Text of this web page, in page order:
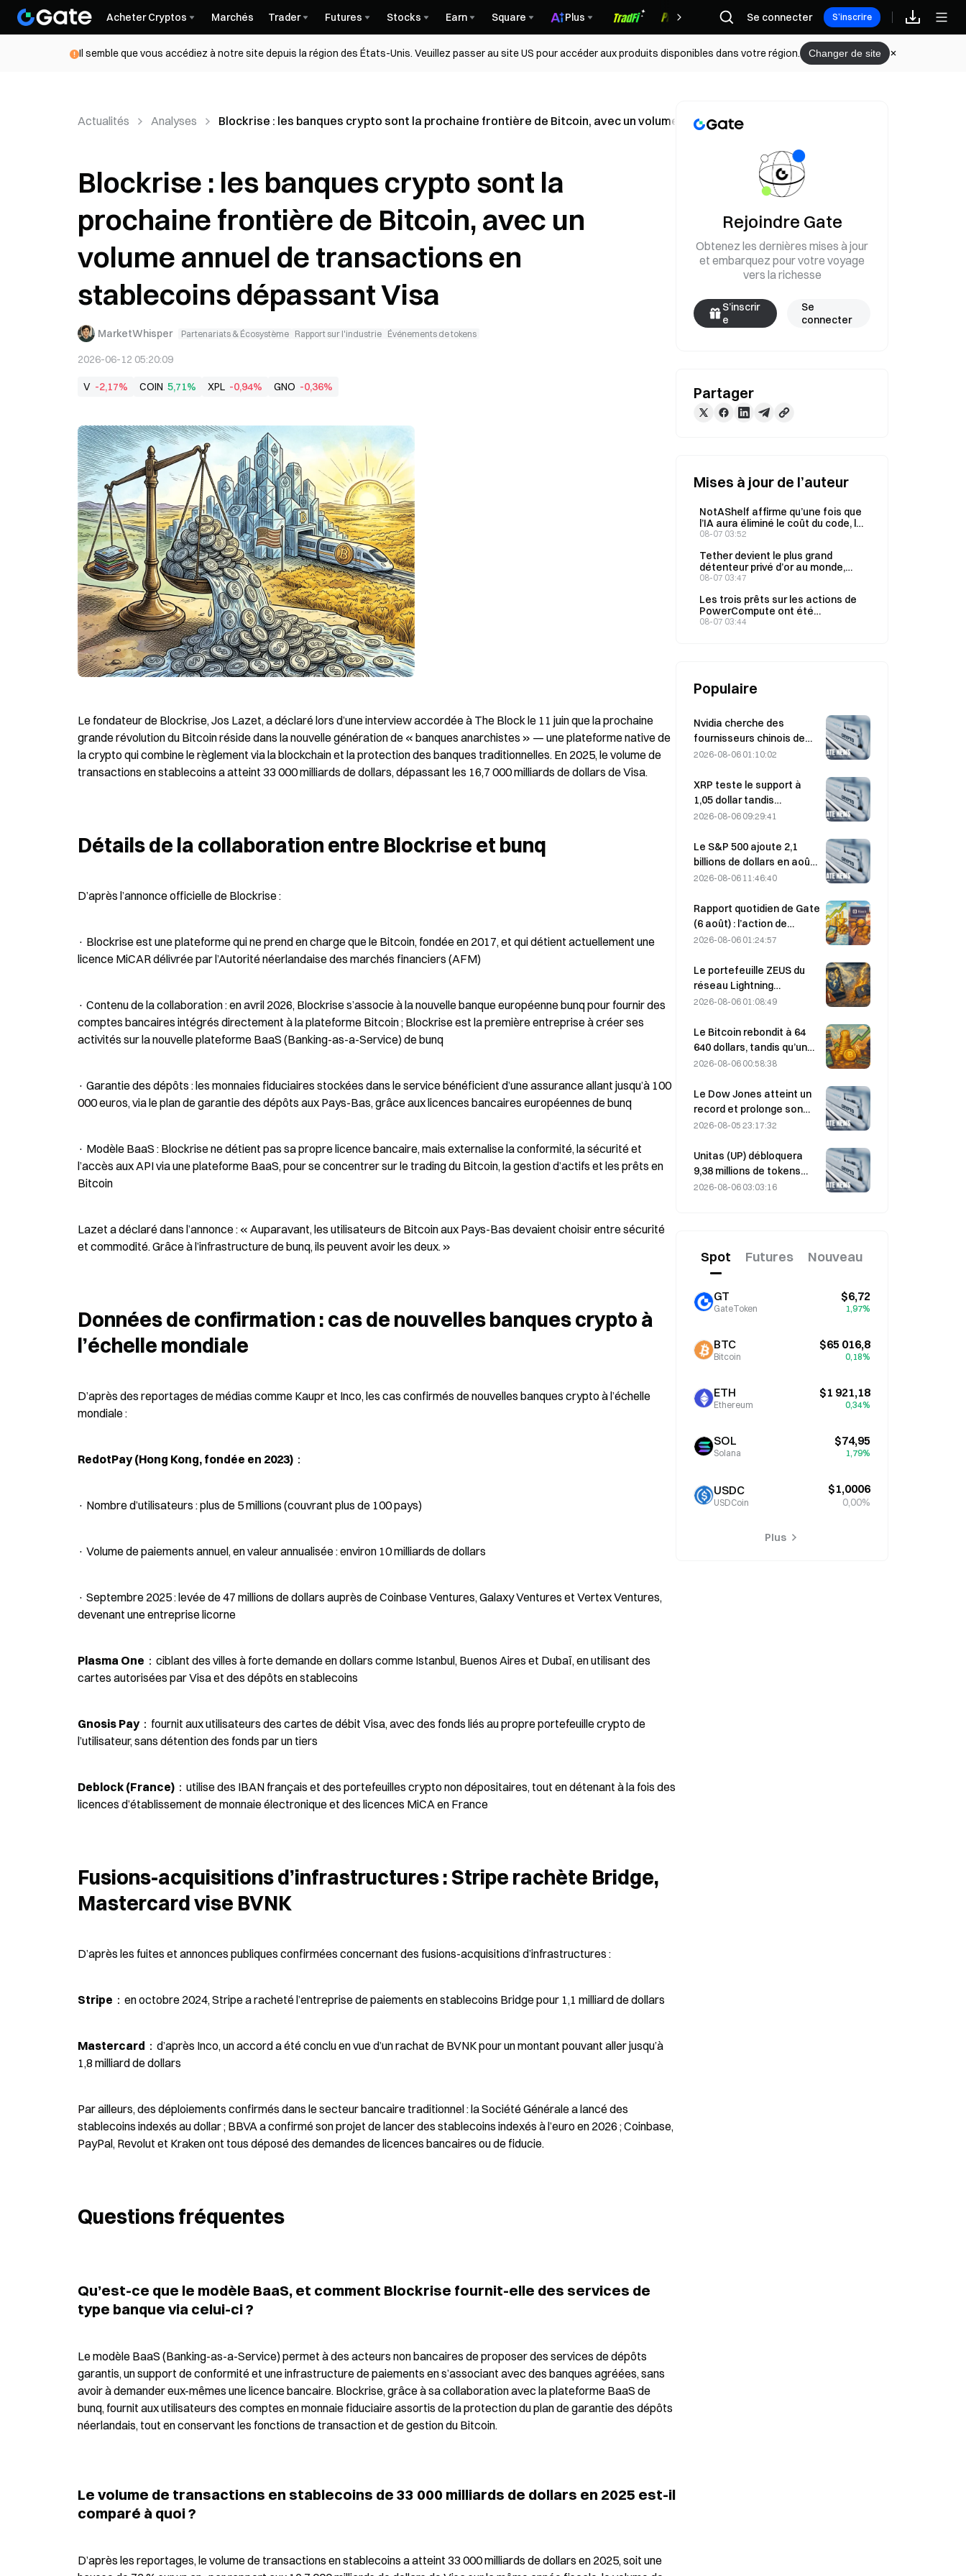
Acheter Cryptos Marchés Trader Futures Stocks Earn Square Plus Récompenses
Se connecter S’inscrire
Il semble que vous accédiez à notre site depuis la région des États-Unis. Veuillez passer au site US pour accéder aux produits disponibles dans votre région. Changer de site
Actualités Analyses Blockrise : les banques crypto sont la prochaine frontière de Bitcoin, avec un volume annuel de transactions en stablecoins dépassant
Blockrise : les banques crypto sont la
prochaine frontière de Bitcoin, avec un
volume annuel de transactions en
stablecoins dépassant Visa
MarketWhisper Partenariats & Écosystème Rapport sur l'industrie Événements de tokens
2026-06-12 05:20:09
V -2,17% COIN 5,71% XPL -0,94% GNO -0,36%
Le fondateur de Blockrise, Jos Lazet, a déclaré lors d’une interview accordée à The Block le 11 juin que la prochaine
grande révolution du Bitcoin réside dans la nouvelle génération de « banques anarchistes » — une plateforme native de
la crypto qui combine le règlement via la blockchain et la protection des banques traditionnelles. En 2025, le volume de
transactions en stablecoins a atteint 33 000 milliards de dollars, dépassant les 16,7 000 milliards de dollars de Visa.
Détails de la collaboration entre Blockrise et bunq
D’après l’annonce officielle de Blockrise :
· Blockrise est une plateforme qui ne prend en charge que le Bitcoin, fondée en 2017, et qui détient actuellement une
licence MiCAR délivrée par l’Autorité néerlandaise des marchés financiers (AFM)
· Contenu de la collaboration : en avril 2026, Blockrise s’associe à la nouvelle banque européenne bunq pour fournir des
comptes bancaires intégrés directement à la plateforme Bitcoin ; Blockrise est la première entreprise à créer ses
activités sur la nouvelle plateforme BaaS (Banking-as-a-Service) de bunq
· Garantie des dépôts : les monnaies fiduciaires stockées dans le service bénéficient d’une assurance allant jusqu’à 100
000 euros, via le plan de garantie des dépôts aux Pays-Bas, grâce aux licences bancaires européennes de bunq
· Modèle BaaS : Blockrise ne détient pas sa propre licence bancaire, mais externalise la conformité, la sécurité et
l’accès aux API via une plateforme BaaS, pour se concentrer sur le trading du Bitcoin, la gestion d’actifs et les prêts en
Bitcoin
Lazet a déclaré dans l’annonce : « Auparavant, les utilisateurs de Bitcoin aux Pays-Bas devaient choisir entre sécurité
et commodité. Grâce à l’infrastructure de bunq, ils peuvent avoir les deux. »
Données de confirmation : cas de nouvelles banques crypto à
l’échelle mondiale
D’après des reportages de médias comme Kaupr et Inco, les cas confirmés de nouvelles banques crypto à l’échelle
mondiale :
RedotPay (Hong Kong, fondée en 2023) ：
· Nombre d’utilisateurs : plus de 5 millions (couvrant plus de 100 pays)
· Volume de paiements annuel, en valeur annualisée : environ 10 milliards de dollars
· Septembre 2025 : levée de 47 millions de dollars auprès de Coinbase Ventures, Galaxy Ventures et Vertex Ventures,
devenant une entreprise licorne
Plasma One ：ciblant des villes à forte demande en dollars comme Istanbul, Buenos Aires et Dubaï, en utilisant des
cartes autorisées par Visa et des dépôts en stablecoins
Gnosis Pay：fournit aux utilisateurs des cartes de débit Visa, avec des fonds liés au propre portefeuille crypto de
l’utilisateur, sans détention des fonds par un tiers
Deblock (France) ：utilise des IBAN français et des portefeuilles crypto non dépositaires, tout en détenant à la fois des
licences d’établissement de monnaie électronique et des licences MiCA en France
Fusions-acquisitions d’infrastructures : Stripe rachète Bridge,
Mastercard vise BVNK
D’après les fuites et annonces publiques confirmées concernant des fusions-acquisitions d’infrastructures :
Stripe ：en octobre 2024, Stripe a racheté l’entreprise de paiements en stablecoins Bridge pour 1,1 milliard de dollars
Mastercard ：d’après Inco, un accord a été conclu en vue d’un rachat de BVNK pour un montant pouvant aller jusqu’à
1,8 milliard de dollars
Par ailleurs, des déploiements confirmés dans le secteur bancaire traditionnel : la Société Générale a lancé des
stablecoins indexés au dollar ; BBVA a confirmé son projet de lancer des stablecoins indexés à l’euro en 2026 ; Coinbase,
PayPal, Revolut et Kraken ont tous déposé des demandes de licences bancaires ou de fiducie.
Questions fréquentes
Qu’est-ce que le modèle BaaS, et comment Blockrise fournit-elle des services de
type banque via celui-ci ?
Le modèle BaaS (Banking-as-a-Service) permet à des acteurs non bancaires de proposer des services de dépôts
garantis, un support de conformité et une infrastructure de paiements en s’associant avec des banques agréées, sans
avoir à demander eux-mêmes une licence bancaire. Blockrise, grâce à sa collaboration avec la plateforme BaaS de
bunq, fournit aux utilisateurs des comptes en monnaie fiduciaire assortis de la protection du plan de garantie des dépôts
néerlandais, tout en conservant les fonctions de transaction et de gestion du Bitcoin.
Le volume de transactions en stablecoins de 33 000 milliards de dollars en 2025 est-il
comparé à quoi ?
D’après les reportages, le volume de transactions en stablecoins a atteint 33 000 milliards de dollars en 2025, soit une
Rejoindre Gate
Obtenez les dernières mises à jour
et embarquez pour votre voyage
vers la richesse
S’inscrir
e
Se
connecter
Partager
Mises à jour de l’auteur
NotAShelf affirme qu’une fois que
l’IA aura éliminé le coût du code, la
seule ressource rare sera le «
08-07 03:52
Tether devient le plus grand
détenteur privé d’or au monde,
son stock total atteignant 146
08-07 03:47
Les trois prêts sur les actions de
PowerCompute ont été
regroupés en un prêt in fine à 2 %,
08-07 03:44
Populaire
Nvidia cherche des
fournisseurs chinois de
stations de base IA pour
6G
2026-08-06 01:10:02
XRP teste le support à
1,05 dollar tandis
qu’Ethereum se maintient
contexte de faible volume
2026-08-06 09:29:41
Le S&P 500 ajoute 2,1
billions de dollars en août,
en hausse de 3,12 %,
gagne que 2 %.
2026-08-06 11:46:40
Rapport quotidien de Gate
(6 août) : l’action de
préférence STRC de
fortement ; Block relève
ses prévisions de
résultats pour l’ensemble
2026-08-06 01:24:57
Le portefeuille ZEUS du
réseau Lightning
temporairement mis hors
l’équipe affirme que les
fonds des utilisateurs
n’ont pas été perdus
2026-08-06 01:08:49
Le Bitcoin rebondit à 64
640 dollars, tandis qu’une
vulnérabilité de Coldcard
portefeuilles actifs à son
plus haut niveau en trois
mois
2026-08-06 00:58:38
Le Dow Jones atteint un
record et prolonge son
rallye de cinq jours durant
investissements dans l’IA
stimulent les gains
2026-08-05 23:17:32
Unitas (UP) débloquera
9,38 millions de tokens
d’une valeur de 3,18
2026-08-06 03:03:16
Spot Futures Nouveau
GT
GateToken
$6,72
1,97%
BTC
Bitcoin
$65 016,8
0,18%
ETH
Ethereum
$1 921,18
0,34%
SOL
Solana
$74,95
1,79%
USDC
USDCoin
$1,0006
0,00%
Plus